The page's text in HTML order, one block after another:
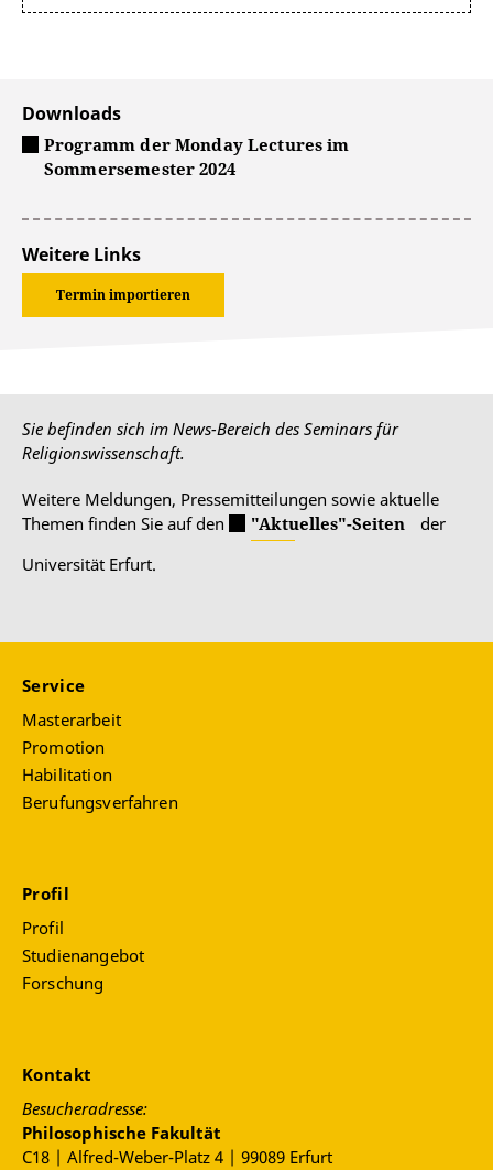
Downloads
Programm der Monday Lectures im
Sommersemester 2024
Weitere Links
Termin importieren
Sie befinden sich im News-Bereich des Seminars für
Religionswissenschaft.
Weitere Meldungen, Pressemitteilungen sowie aktuelle
Themen finden Sie auf den
"Aktuelles"-Seiten
der
Universität Erfurt.
Service
Masterarbeit
Promotion
Habilitation
Berufungsverfahren
Profil
Profil
Studienangebot
Forschung
Kontakt
Besucheradresse:
Philosophische Fakultät
C18 | Alfred-Weber-Platz 4 | 99089 Erfurt